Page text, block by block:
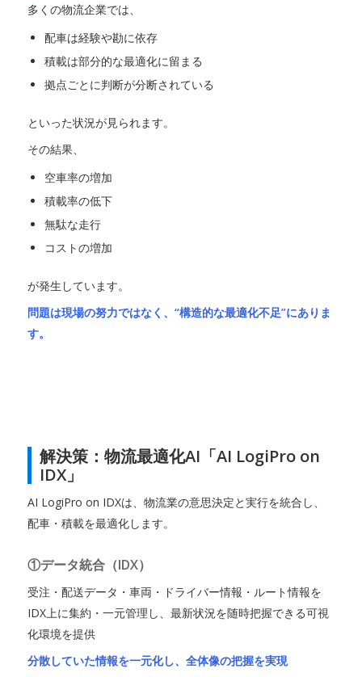
多くの物流企業では、
配車は経験や勘に依存
積載は部分的な最適化に留まる
拠点ごとに判断が分断されている
といった状況が見られます。
その結果、
空車率の増加
積載率の低下
無駄な走行
コストの増加
が発生しています。
問題は現場の努力ではなく、“構造的な最適化不足”にありま
す。
解決策：物流最適化AI「AI LogiPro on
IDX」
AI LogiPro on IDXは、物流業の意思決定と実行を統合し、
配車・積載を最適化します。
①データ統合（IDX）
受注・配送データ・車両・ドライバー情報・ルート情報を
IDX上に集約・一元管理し、最新状況を随時把握できる可視
化環境を提供
分散していた情報を一元化し、全体像の把握を実現